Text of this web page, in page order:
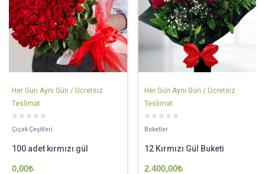
Her Gün Aynı Gün / Ücretsiz
Teslimat
Çiçek Çeşitleri
100 adet kırmızı gül
0,00₺
Her Gün Aynı Gün / Ücretsiz
Teslimat
Buketler
12 Kırmızı Gül Buketi
2.400,00₺